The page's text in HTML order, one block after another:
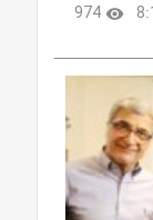
visibility
974